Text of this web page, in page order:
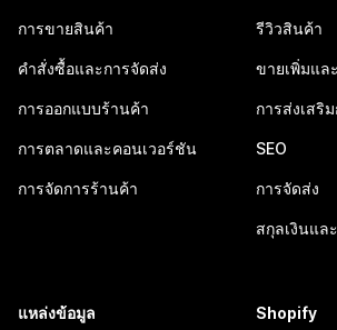
การขายสินค้า
คำสั่งซื้อและการจัดส่ง
การออกแบบร้านค้า
การตลาดและคอนเวอร์ชัน
การจัดการร้านค้า
รีวิวสินค้า
ขายเพิ่มแล
การส่งเสริ
SEO
การจัดส่ง
สกุลเงินแล
แหล่งข้อมูล Shopify